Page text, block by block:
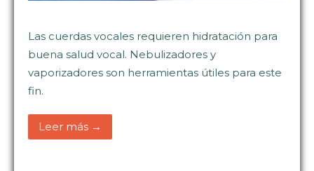
Las cuerdas vocales requieren hidratación para
buena salud vocal. Nebulizadores y
vaporizadores son herramientas útiles para este
fin.
Leer más →